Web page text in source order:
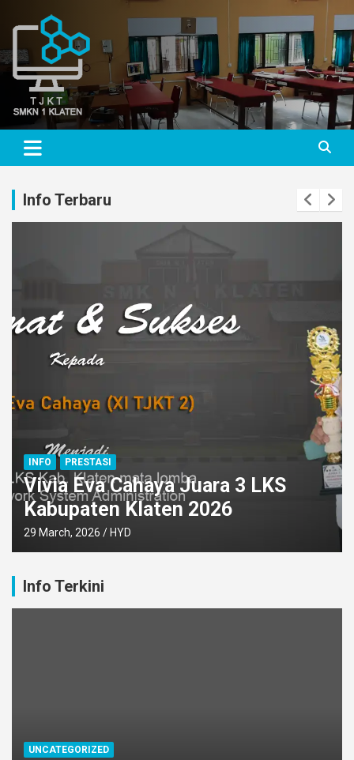
TJKT SMKN 1 KLATEN
TJKT SMKN 1 KLATEN
Info Terbaru
INFO PRESTASI
Vivia Eva Cahaya Juara 3 LKS
Kabupaten Klaten 2026
29 March, 2026 HYD
Info Terkini
UNCATEGORIZED